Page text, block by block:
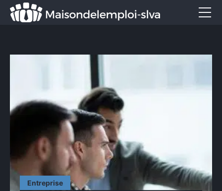
Entreprise
Formation
Entreprise
CONTACT